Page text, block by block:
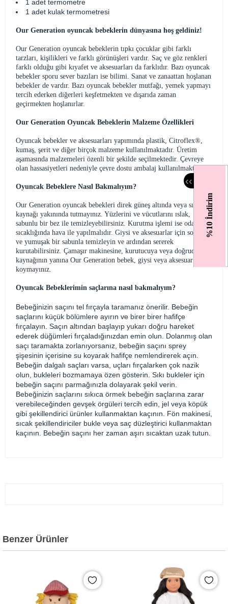
%10 İndirim
‹‹
1 adet termometre
1 adet kulak termometresi
Our Generation oyuncak bebeklerin dünyasına hoş geldiniz!
Our Generation oyuncak bebeklerin tıpkı çocuklar gibi farklı
tarzları, kişilikleri ve farklı görünüşleri vardır. Saç ve göz renkleri
farklı olduğu gibi kıyafet ve aksesuarları da farklıdır. Bazı oyuncak
bebekler sporu sever bazıları ise bilimi. Sanat ve zanaattan hoşlanan
bebekler de vardır. Bazı oyuncak bebekler mutfağı, yemek yapmayı
tercih ederken diğerleri keşfetmekten ve dışarıda zaman
geçirmekten hoşlanırlar.
Our Generation Oyuncak Bebeklerin Malzeme Özellikleri
Oyuncak bebekler ve aksesuarları yapımında plastik, Citroflex®,
kumaş, şerit ve diğer birçok malzeme kullanılmaktadır. Üretim
aşamasında malzemeleri özenli bir şekilde seçilmektedir. Çevreye
olan hassasiyetleri nedeniyle çevre dostu ambalaj kullanılmaktadır.
Oyuncak Bebeklere Nasıl Bakmalıyım?
Our Generation oyuncak bebekleri direk güneş altında veya sıcak ısı
kaynağı yakınında tutmayınız. Yüzlerini ve vücutlarını ıslak,
sabunlu bir bez ile temizleyebilirsiniz. Kurutma işlemi ise oda
sıcaklığında hava ile yapılmalıdır. Giysi ve aksesuarlar için soğuk su
ve yumuşak bir sabunla temizleyin ve ardından sererek
kurutabilirsiniz. Çamaşır makinesine, kurutucuya veya doğrudan ısı
kaynağının yanına Our Generation bebek, giysi veya aksesuar
koymayınız.
Oyuncak Bebeklerimin saçlarına nasıl bakmalıyım?
Bebeğinizin saçını tel fırçayla taramanız önerilir. Bebeğin
saçlarını küçük bölümlere ayırın ve birer birer hafifçe
fırçalayın. Saçın altından başlayıp yukarı doğru hareket
ederek düğümleri fırçaladığınızdan emin olun. Dolanmış olan
saçı taramakta zorlanıyorsanız, bebeğin saçını sprey
şişesinin içerisine su koyarak hafifçe nemlendirerek açın.
Bebeğin dalgalı saçları varsa, uçları fırçalarken çok nazik
olun, bukleleri bozmamaya özen gösterin. Sıkı bukleler için
bebeğin saçını parmağınızla dolayarak şekil verin.
Bebeğinizin saçlarını sıkıca örmek bebeğin saçlarına zarar
verebileceğinden gevşek örgüleri tercih edin, jel veya köpük
gibi şekillendirici ürünler kullanmaktan kaçının. Fön makinesi,
sıcak şekillendiriciler bukle veya saç düzleştirici kullanmaktan
kaçının. Bebeğin saçını her zaman aşırı sıcaktan uzak tutun.
Benzer Ürünler